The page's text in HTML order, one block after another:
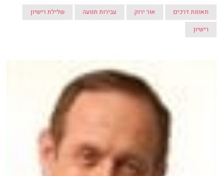
תאונות דרכים אור ירוק עבירות תנועה
שלילת רישיון
רישיון